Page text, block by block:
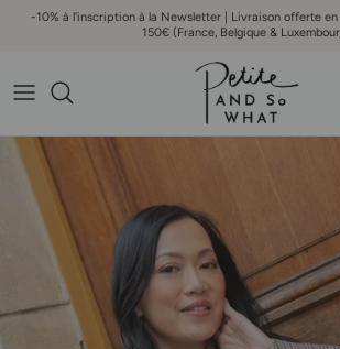
Aller au contenu
-10% à l'inscription à la Newsletter | Livraison offerte
150€ (France, Belgique &
Passer aux informations produits